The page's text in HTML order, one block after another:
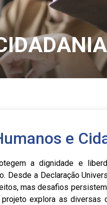
e
a dignidade e
Desde a Declaração
mas desafios
explora as diversas